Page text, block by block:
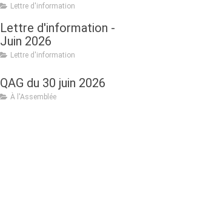
Lettre d'information
Lettre d'information -
Juin 2026
Lettre d'information
QAG du 30 juin 2026
À l'Assemblée